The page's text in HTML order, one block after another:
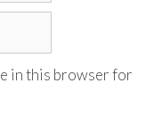
in this browser for